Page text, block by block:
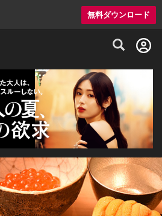
無料ダウンロード
グルメ情報・プレミアムレストラン予約